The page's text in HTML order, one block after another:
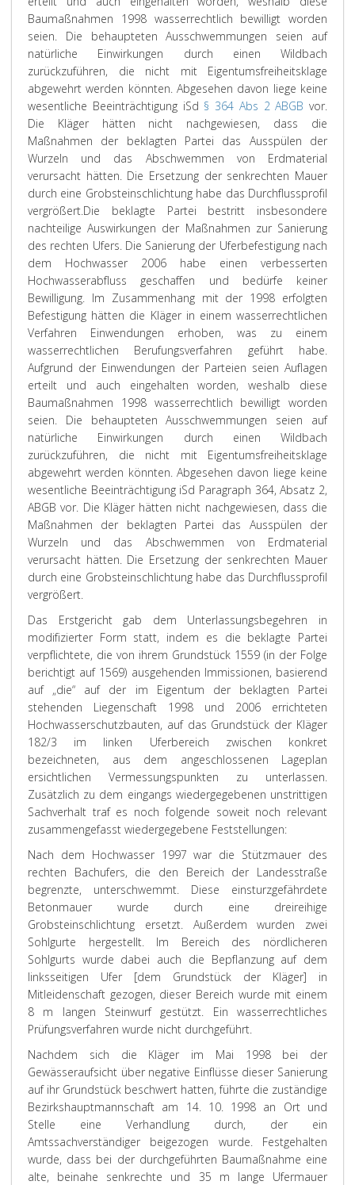
Baumaßnahmen 1998 wasserrechtlich bewilligt worden
seien. Die behaupteten Ausschwemmungen seien auf
natürliche Einwirkungen durch einen Wildbach
zurückzuführen, die nicht mit Eigentumsfreiheitsklage
abgewehrt werden könnten. Abgesehen davon liege keine
wesentliche Beeinträchtigung iSd § 364 Abs 2 ABGB vor.
Die Kläger hätten nicht nachgewiesen, dass die
Maßnahmen der beklagten Partei das Ausspülen der
Wurzeln und das Abschwemmen von Erdmaterial
verursacht hätten. Die Ersetzung der senkrechten Mauer
durch eine Grobsteinschlichtung habe das Durchflussprofil
vergrößert.Die beklagte Partei bestritt insbesondere
nachteilige Auswirkungen der Maßnahmen zur Sanierung
des rechten Ufers. Die Sanierung der Uferbefestigung nach
dem Hochwasser 2006 habe einen verbesserten
Hochwasserabfluss geschaffen und bedürfe keiner
Bewilligung. Im Zusammenhang mit der 1998 erfolgten
Befestigung hätten die Kläger in einem wasserrechtlichen
Verfahren Einwendungen erhoben, was zu einem
wasserrechtlichen Berufungsverfahren geführt habe.
Aufgrund der Einwendungen der Parteien seien Auflagen
erteilt und auch eingehalten worden, weshalb diese
Baumaßnahmen 1998 wasserrechtlich bewilligt worden
seien. Die behaupteten Ausschwemmungen seien auf
natürliche Einwirkungen durch einen Wildbach
zurückzuführen, die nicht mit Eigentumsfreiheitsklage
abgewehrt werden könnten. Abgesehen davon liege keine
wesentliche Beeinträchtigung iSd Paragraph 364, Absatz 2,
ABGB vor. Die Kläger hätten nicht nachgewiesen, dass die
Maßnahmen der beklagten Partei das Ausspülen der
Wurzeln und das Abschwemmen von Erdmaterial
verursacht hätten. Die Ersetzung der senkrechten Mauer
durch eine Grobsteinschlichtung habe das Durchflussprofil
vergrößert.
Das Erstgericht gab dem Unterlassungsbegehren in
modifizierter Form statt, indem es die beklagte Partei
verpflichtete, die von ihrem Grundstück 1559 (in der Folge
berichtigt auf 1569) ausgehenden Immissionen, basierend
auf „die“ auf der im Eigentum der beklagten Partei
stehenden Liegenschaft 1998 und 2006 errichteten
Hochwasserschutzbauten, auf das Grundstück der Kläger
182/3 im linken Uferbereich zwischen konkret
bezeichneten, aus dem angeschlossenen Lageplan
ersichtlichen Vermessungspunkten zu unterlassen.
Zusätzlich zu dem eingangs wiedergegebenen unstrittigen
Sachverhalt traf es noch folgende soweit noch relevant
zusammengefasst wiedergegebene Feststellungen:
Nach dem Hochwasser 1997 war die Stützmauer des
rechten Bachufers, die den Bereich der Landesstraße
begrenzte, unterschwemmt. Diese einsturzgefährdete
Betonmauer wurde durch eine dreireihige
Grobsteinschlichtung ersetzt. Außerdem wurden zwei
Sohlgurte hergestellt. Im Bereich des nördlicheren
Sohlgurts wurde dabei auch die Bepflanzung auf dem
linksseitigen Ufer [dem Grundstück der Kläger] in
Mitleidenschaft gezogen, dieser Bereich wurde mit einem
8 m langen Steinwurf gestützt. Ein wasserrechtliches
Prüfungsverfahren wurde nicht durchgeführt.
Nachdem sich die Kläger im Mai 1998 bei der
Gewässeraufsicht über negative Einflüsse dieser Sanierung
auf ihr Grundstück beschwert hatten, führte die zuständige
Bezirkshauptmannschaft am 14. 10. 1998 an Ort und
Stelle eine Verhandlung durch, der ein
Amtssachverständiger beigezogen wurde. Festgehalten
wurde, dass bei der durchgeführten Baumaßnahme eine
alte, beinahe senkrechte und 35 m lange Ufermauer